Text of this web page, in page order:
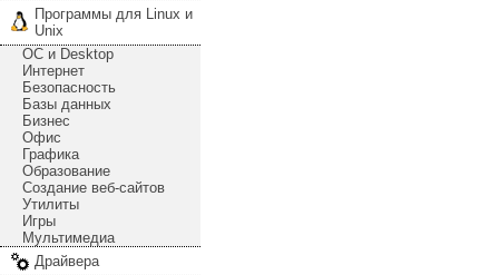
Программы для Linux и
Unix
ОС и Desktop
Интернет
Безопасность
Базы данных
Бизнес
Офис
Графика
Образование
Создание веб-сайтов
Утилиты
Игры
Мультимедиа
Драйвера